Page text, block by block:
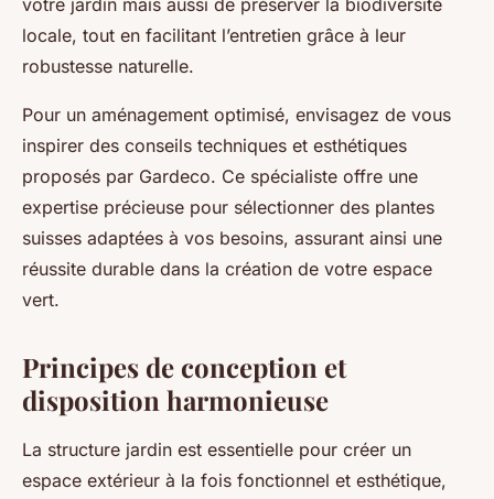
votre jardin mais aussi de préserver la biodiversité
locale, tout en facilitant l’entretien grâce à leur
robustesse naturelle.
Pour un aménagement optimisé, envisagez de vous
inspirer des conseils techniques et esthétiques
proposés par Gardeco. Ce spécialiste offre une
expertise précieuse pour sélectionner des plantes
suisses adaptées à vos besoins, assurant ainsi une
réussite durable dans la création de votre espace
vert.
Principes de conception et
disposition harmonieuse
La structure jardin est essentielle pour créer un
espace extérieur à la fois fonctionnel et esthétique,